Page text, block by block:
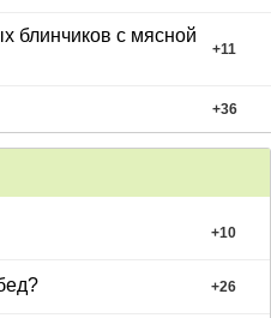
блинчиков с мясной
+11
+36
+10
+26